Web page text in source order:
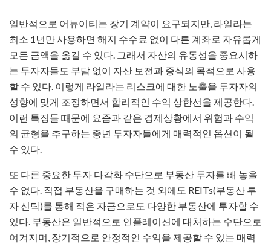
일반적으로 어뉴이티는 장기 계약이 요구되지만, 라일라는
최소 1년만 사용하면 해지 수수료 없이 다른 계좌로 자유롭게
모든 금액을 옮길 수 있다. 그래서 자산의 유동성을 중요시하
는 투자자들도 부담 없이 자산 보전과 증식의 목적으로 사용
할 수 있다. 이렇게 라일라는 리스크에 대한 노출을 투자자의
성향에 맞게 조정하면서 합리적인 수익 상한선을 제공한다.
이런 특징들 때문에 요즘과 같은 경제상황에서 위험과 수익
의 균형을 추구하는 중년 투자자들에게 매력적인 옵션이 될
수 있다.
또 다른 중요한 투자 다각화 수단으로 부동산 투자를 빼 놓을
수 없다. 직접 부동산을 구매하는 것 외에도 REITs(부동산 투
자 신탁)를 통해 적은 자금으로도 다양한 부동산에 투자할 수
있다. 부동산은 일반적으로 인플레이션에 대처하는 수단으로
여겨지며, 장기적으로 안정적인 수익을 제공할 수 있는 매력